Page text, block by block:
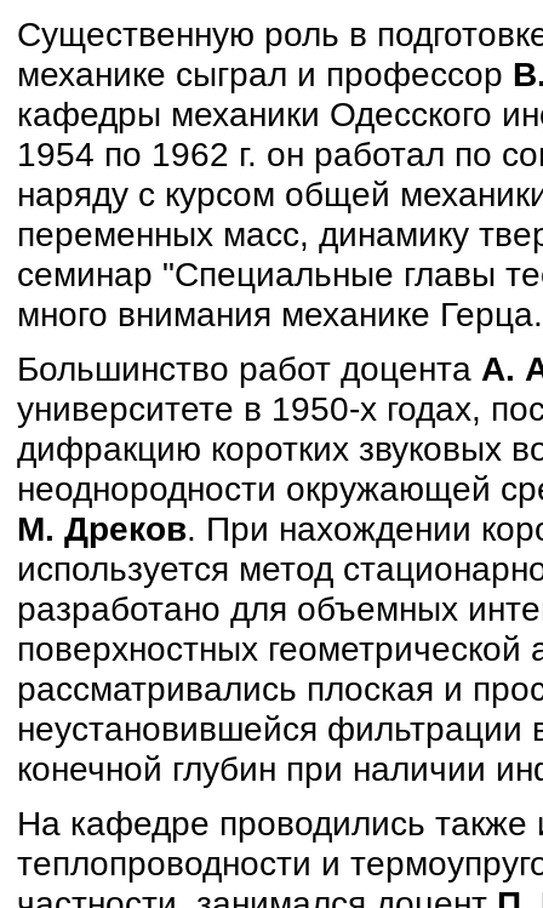
Существенную роль в
механике сыграл и профессор
кафедры механики Одесского
1954 по 1962 г. он работал по
наряду с курсом общей
переменных масс, динамику
семинар "Специальные главы
много внимания механике Герца.
Большинство работ доцента А.
университете в 1950-х годах,
дифракцию коротких звуковых
неоднородности окружающей
М. Дреков. При нахождении
используется метод
разработано для объемных
поверхностных
рассматривались плоская и
неустановившейся фильтрации
конечной глубин при наличии
На кафедре проводились также
теплопроводности и